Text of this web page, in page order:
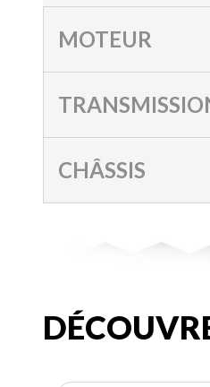
MOTEUR
CHÂSSIS